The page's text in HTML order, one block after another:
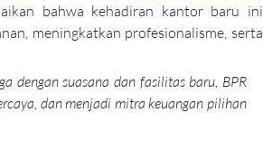
bahwa kehadiran kantor baru ini
meningkatkan profesionalisme, serta
dengan suasana dan fasilitas baru, BPR
dan menjadi mitra keuangan pilihan